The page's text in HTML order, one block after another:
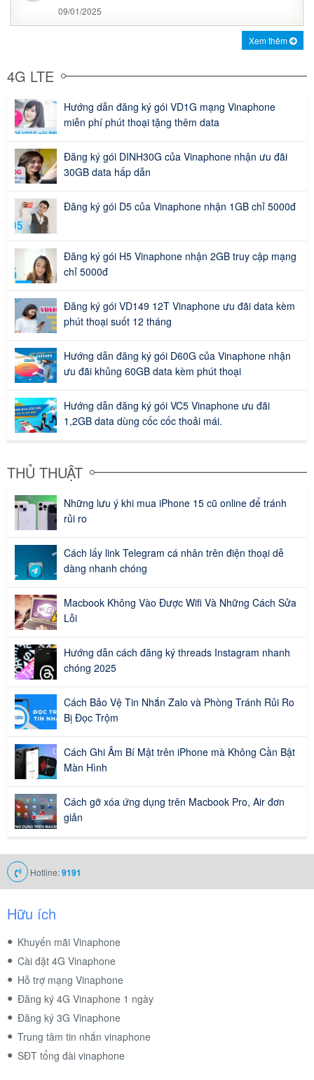
09/01/2025
Xem thêm
4G LTE
Hướng dẫn đăng ký gói VD1G mạng Vinaphone
miễn phí phút thoại tặng thêm data
Đăng ký gói DINH30G của Vinaphone nhận ưu đãi
30GB data hấp dẫn
Đăng ký gói D5 của Vinaphone nhận 1GB chỉ 5000đ
Đăng ký gói H5 Vinaphone nhận 2GB truy cập mạng
chỉ 5000đ
Đăng ký gói VD149 12T Vinaphone ưu đãi data kèm
phút thoại suốt 12 tháng
Hướng dẫn đăng ký gói D60G của Vinaphone nhận
ưu đãi khủng 60GB data kèm phút thoại
Hướng dẫn đăng ký gói VC5 Vinaphone ưu đãi
1,2GB data dùng cốc cốc thoải mái.
THỦ THUẬT
Những lưu ý khi mua iPhone 15 cũ online để tránh
rủi ro
Cách lấy link Telegram cá nhân trên điện thoại dễ
dàng nhanh chóng
Macbook Không Vào Được Wifi Và Những Cách Sửa
Lỗi
Hướng dẫn cách đăng ký threads Instagram nhanh
chóng 2025
Cách Bảo Vệ Tin Nhắn Zalo và Phòng Tránh Rủi Ro
Bị Đọc Trộm
Cách Ghi Âm Bí Mật trên iPhone mà Không Cần Bật
Màn Hình
Cách gỡ xóa ứng dụng trên Macbook Pro, Air đơn
giản
Hotline:9191
Hữu ích
Khuyến mãi Vinaphone
Cài đặt 4G Vinaphone
Hỗ trợ mạng Vinaphone
Đăng ký 4G Vinaphone 1 ngày
Đăng ký 3G Vinaphone
Trung tâm tin nhắn vinaphone
SĐT tổng đài vinaphone